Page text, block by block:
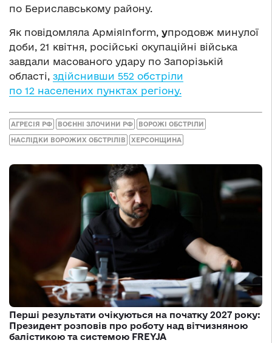
по Бериславському району.
Як повідомляла АрміяInform, упродовж минулої
доби, 21 квітня, російські окупаційні війська
завдали масованого удару по Запорізькій
області, здійснивши 552 обстріли
по 12 населених пунктах регіону.
АГРЕСІЯ РФ ВОЄННІ ЗЛОЧИНИ РФ ВОРОЖІ ОБСТРІЛИ
НАСЛІДКИ ВОРОЖИХ ОБСТРІЛІВ ХЕРСОНЩИНА
Перші результати очікуються на початку 2027 року:
Президент розповів про роботу над вітчизняною
балістикою та системою FREYJA